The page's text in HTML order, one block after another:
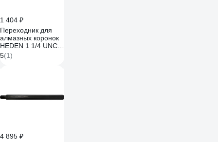
1 404 ₽
Переходник для
алмазных коронок
HEDEN 1 1/4 UNC-
F/М16-М 206.001
5(1)
4 895 ₽